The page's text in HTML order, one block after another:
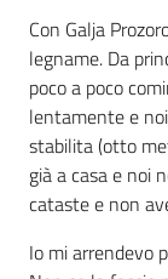
su
Con Galja
legname. Da
poco a poco
lentamente e
stabilita (otto
già a casa e noi
cataste e non
Io mi arrendevo